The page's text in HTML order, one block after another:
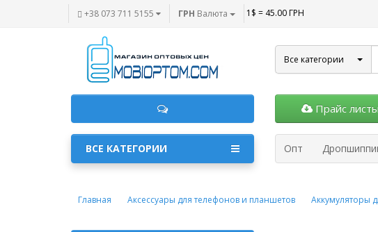
+38 073 711 5155 ГРН Валюта 1$ = 45.00 ГРН
Все категории
Прайс
Опт
ВСЕ КАТЕГОРИИ
Главная Аксессуары для телефонов и планшетов Аккумуляторы